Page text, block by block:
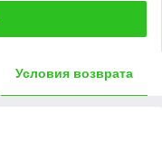
Условия возврата